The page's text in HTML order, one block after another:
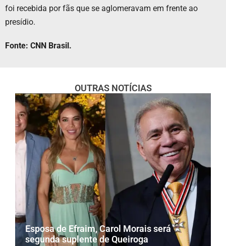
foi recebida por fãs que se aglomeravam em frente ao
presídio.
Fonte: CNN Brasil.
OUTRAS NOTÍCIAS
Esposa de Efraim, Carol Morais será
segunda suplente de Queiroga